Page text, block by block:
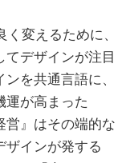
変えるために、
デザインが注目
を共通言語に、
運が高まった
営』はその端的な
ザインが発する